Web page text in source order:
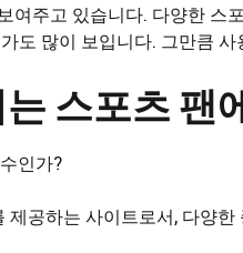
여주고 있습니다. 다양한
도 많이 보입니다. 그만큼
스포츠 팬
인가?
공하는 사이트로서, 다양